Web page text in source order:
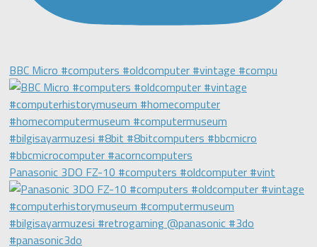
BBC Micro #computers #oldcomputer #vintage #compu
Panasonic 3DO FZ-10 #computers #oldcomputer #vint